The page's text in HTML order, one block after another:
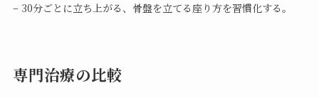
– 30分ごとに立ち上がる、骨盤を立てる座り方を習慣化する。
専門治療の比較